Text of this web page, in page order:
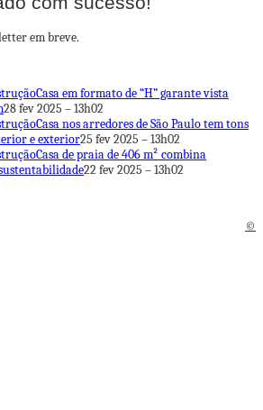
em breve.
Casa em formato de “H” garante vista
28 fev 2025 – 13h02
Casa nos arredores de São Paulo tem tons
e exterior25 fev 2025 – 13h02
Casa de praia de 406 m² combina
22 fev 2025 – 13h02
©